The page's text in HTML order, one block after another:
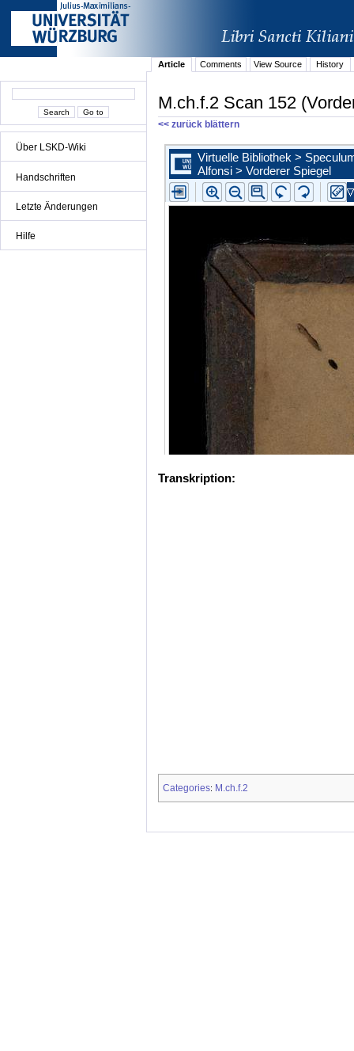
Über LSKD-Wiki
Handschriften
Letzte Änderungen
Hilfe
Article Comments View Source History
M.ch.f.2 Scan 152
<< zurück blättern
Transkription:
Categories: M.ch.f.2